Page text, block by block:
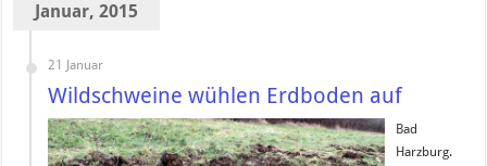
Januar, 2015
21 Januar
Wildschweine wühlen Erdboden auf
Bad
Harzburg.